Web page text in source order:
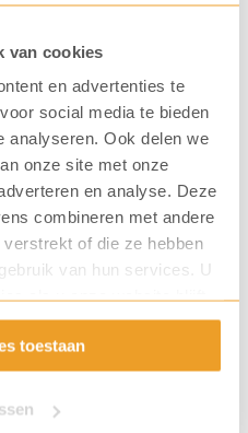
van cookies
en advertenties te
social media te bieden
analyseren. Ook delen we
onze site met onze
en analyse. Deze
combineren met andere
of die ze hebben
van hun services. U
als u onze website blijft
toestaan
koffiemachine te kunnen
u regelmatig onderhoud
een constante koffie
Wilt u meer weten
onderhoud aan uw
op met onze koffie
een persoonlijk